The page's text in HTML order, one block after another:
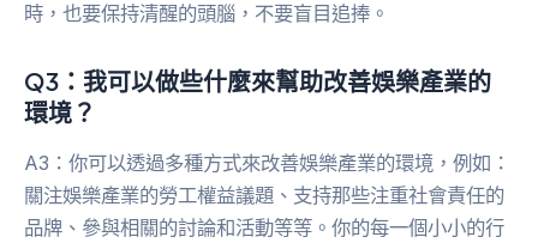
時，也要保持清醒的頭腦，不要盲目追捧。
Q3：我可以做些什麼來幫助改善娛樂產業的
環境？
A3：你可以透過多種方式來改善娛樂產業的環境，例如：
關注娛樂產業的勞工權益議題、支持那些注重社會責任的
品牌、參與相關的討論和活動等等。你的每一個小小的行